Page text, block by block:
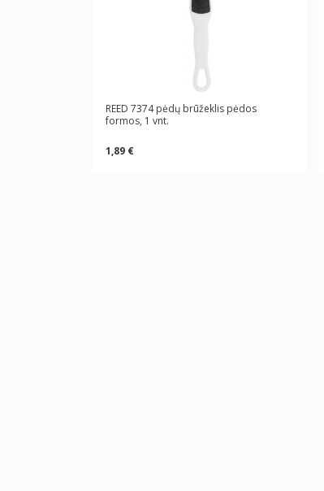
REED 7374 pėdų brūžeklis pėdos
formos, 1 vnt.
1,89 €